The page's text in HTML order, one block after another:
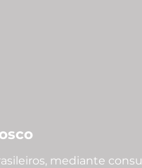
mediante